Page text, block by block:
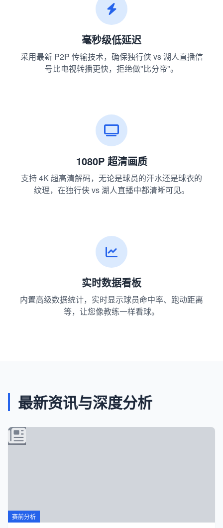
毫秒级低延迟
采用最新 P2P 传输技术，确保独行侠 vs 湖人直播信
号比电视转播更快，拒绝做"比分帝"。
1080P 超清画质
支持 4K 超高清解码，无论是球员的汗水还是球衣的
纹理，在独行侠 vs 湖人直播中都清晰可见。
实时数据看板
内置高级数据统计，实时显示球员命中率、跑动距离
等，让您像教练一样看球。
最新资讯与深度分析
赛前分析